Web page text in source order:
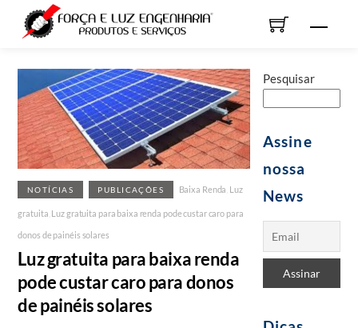
NOTÍCIAS PUBLICAÇÕES Baixa Renda Luz
gratuita Luz gratuita para baixa renda pode custar caro para
donos de painéis solares
Luz gratuita para baixa renda
pode custar caro para donos
de painéis solares
Pesquisar
Assine
nossa
News